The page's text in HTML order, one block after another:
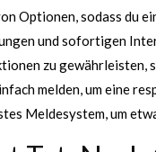
Optionen, sodass du
und sofortigen
zu gewährleisten,
melden, um eine
Meldesystem, um